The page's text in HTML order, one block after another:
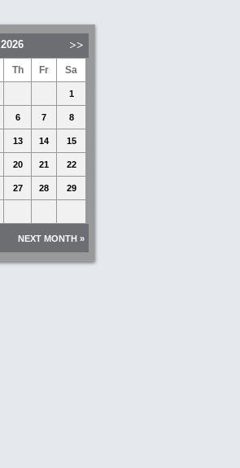
2026
Th Fr Sa
1
6 7 8
13 14 15
20 21 22
27 28 29
NEXT MONTH »